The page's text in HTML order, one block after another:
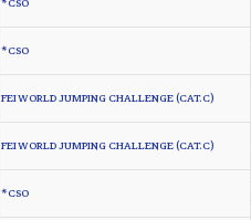
CSO*
FEI WORLD JUMPING CHALLENGE (CAT.C)
FEI WORLD JUMPING CHALLENGE (CAT.C)
CSO*